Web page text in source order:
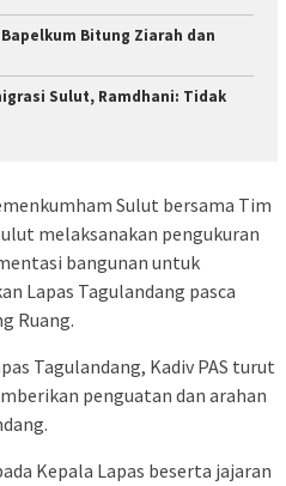
Bitung Ziarah dan
Sulut, Ramdhani: Tidak
Sulut bersama Tim
melaksanakan pengukuran
bangunan untuk
Lapas Tagulandang pasca
Ruang.
Tagulandang, Kadiv PAS turut
penguatan dan arahan
Kepala Lapas beserta jajaran